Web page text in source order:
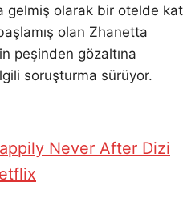
gelmiş olarak bir otelde kat
olan Zhanetta
peşinden gözaltına
soruşturma sürüyor.
Never After Dizi